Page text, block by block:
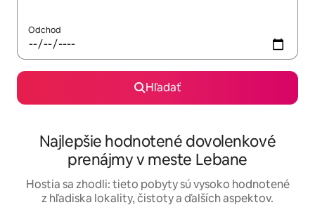
Odchod
Hľadať
Najlepšie hodnotené dovolenkové
prenájmy v meste Lebane
Hostia sa zhodli: tieto pobyty sú vysoko hodnotené
z hľadiska lokality, čistoty a ďalších aspektov.